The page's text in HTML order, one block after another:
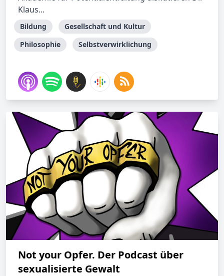
Klaus...
Bildung
Gesellschaft und Kultur
Philosophie
Selbstverwirklichung
Not your Opfer. Der Podcast über
sexualisierte Gewalt